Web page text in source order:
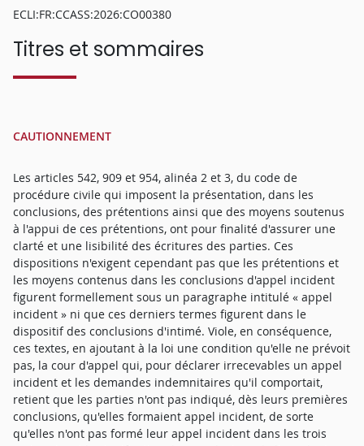
ECLI:FR:CCASS:2026:CO00380
Titres et sommaires
CAUTIONNEMENT
Les articles 542, 909 et 954, alinéa 2 et 3, du code de
procédure civile qui imposent la présentation, dans les
conclusions, des prétentions ainsi que des moyens soutenus
à l'appui de ces prétentions, ont pour finalité d'assurer une
clarté et une lisibilité des écritures des parties. Ces
dispositions n'exigent cependant pas que les prétentions et
les moyens contenus dans les conclusions d'appel incident
figurent formellement sous un paragraphe intitulé « appel
incident » ni que ces derniers termes figurent dans le
dispositif des conclusions d'intimé. Viole, en conséquence,
ces textes, en ajoutant à la loi une condition qu'elle ne prévoit
pas, la cour d'appel qui, pour déclarer irrecevables un appel
incident et les demandes indemnitaires qu'il comportait,
retient que les parties n'ont pas indiqué, dès leurs premières
conclusions, qu'elles formaient appel incident, de sorte
qu'elles n'ont pas formé leur appel incident dans les trois